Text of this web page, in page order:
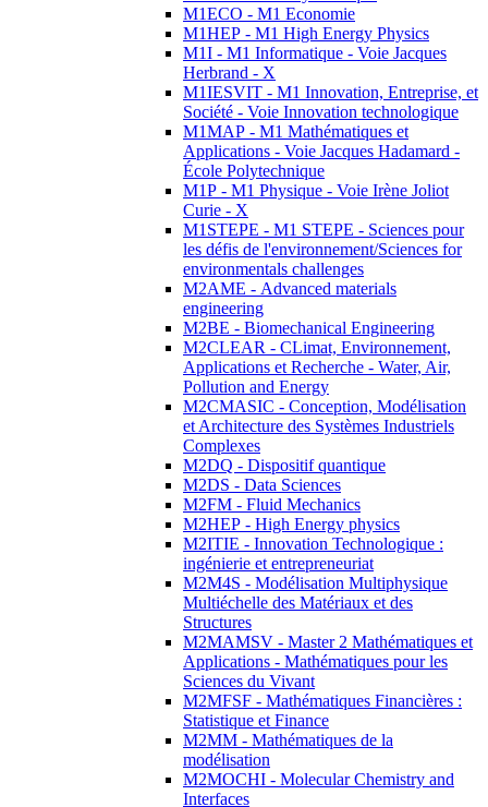
M1ECO - M1 Economie
M1HEP - M1 High Energy Physics
M1I - M1 Informatique - Voie Jacques
Herbrand - X
M1IESVIT - M1 Innovation, Entreprise, et
Société - Voie Innovation technologique
M1MAP - M1 Mathématiques et
Applications - Voie Jacques Hadamard -
École Polytechnique
M1P - M1 Physique - Voie Irène Joliot
Curie - X
M1STEPE - M1 STEPE - Sciences pour
les défis de l'environnement/Sciences for
environmentals challenges
M2AME - Advanced materials
engineering
M2BE - Biomechanical Engineering
M2CLEAR - CLimat, Environnement,
Applications et Recherche - Water, Air,
Pollution and Energy
M2CMASIC - Conception, Modélisation
et Architecture des Systèmes Industriels
Complexes
M2DQ - Dispositif quantique
M2DS - Data Sciences
M2FM - Fluid Mechanics
M2HEP - High Energy physics
M2ITIE - Innovation Technologique :
ingénierie et entrepreneuriat
M2M4S - Modélisation Multiphysique
Multiéchelle des Matériaux et des
Structures
M2MAMSV - Master 2 Mathématiques et
Applications - Mathématiques pour les
Sciences du Vivant
M2MFSF - Mathématiques Financières :
Statistique et Finance
M2MM - Mathématiques de la
modélisation
M2MOCHI - Molecular Chemistry and
Interfaces